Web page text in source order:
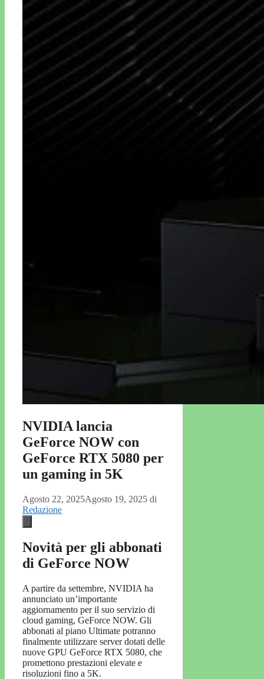
NVIDIA lancia
GeForce NOW con
GeForce RTX 5080 per
un gaming in 5K
Agosto 22, 2025Agosto 19, 2025 di
Redazione
Novità per gli abbonati
di GeForce NOW
A partire da settembre, NVIDIA ha
annunciato un’importante
aggiornamento per il suo servizio di
cloud gaming, GeForce NOW. Gli
abbonati al piano Ultimate potranno
finalmente utilizzare server dotati delle
nuove GPU GeForce RTX 5080, che
promettono prestazioni elevate e
risoluzioni fino a 5K.